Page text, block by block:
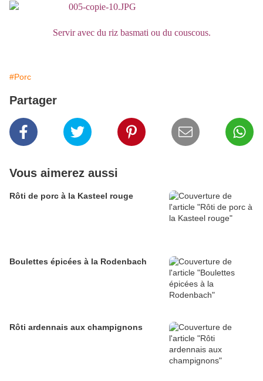
Servir avec du riz basmati ou du couscous.
#Porc
Partager
Vous aimerez aussi
Rôti de porc à la Kasteel rouge
Boulettes épicées à la Rodenbach
Rôti ardennais aux champignons